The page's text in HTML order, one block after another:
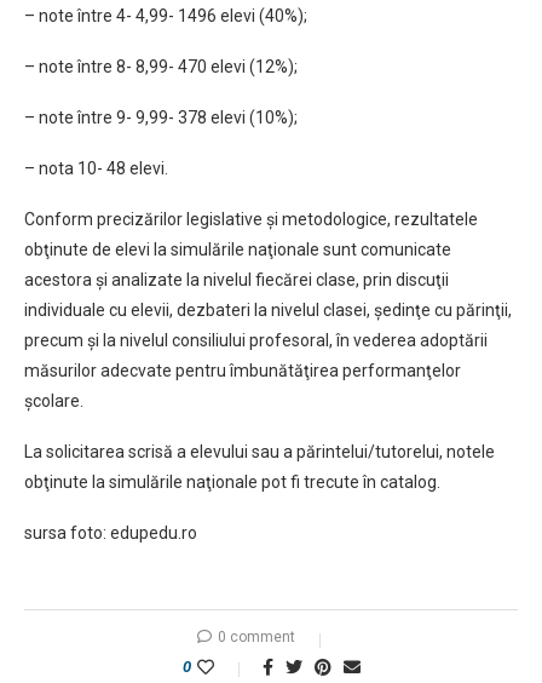
– note între 4- 4,99- 1496 elevi (40%);
– note între 8- 8,99- 470 elevi (12%);
– note între 9- 9,99- 378 elevi (10%);
– nota 10- 48 elevi.
Conform precizărilor legislative şi metodologice, rezultatele
obţinute de elevi la simulările naţionale sunt comunicate
acestora şi analizate la nivelul fiecărei clase, prin discuţii
individuale cu elevii, dezbateri la nivelul clasei, şedinţe cu părinţii,
precum şi la nivelul consiliului profesoral, în vederea adoptării
măsurilor adecvate pentru îmbunătăţirea performanţelor
şcolare.
La solicitarea scrisă a elevului sau a părintelui/tutorelui, notele
obţinute la simulările naţionale pot fi trecute în catalog.
sursa foto: edupedu.ro
0 comment
0